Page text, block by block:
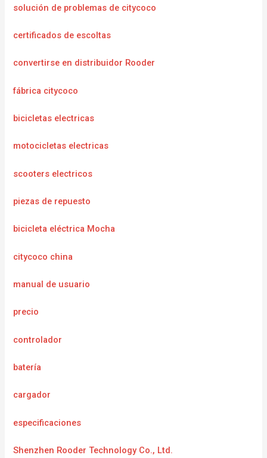
solución de problemas de citycoco
certificados de escoltas
convertirse en distribuidor Rooder
fábrica citycoco
bicicletas electricas
motocicletas electricas
scooters electricos
piezas de repuesto
bicicleta eléctrica Mocha
citycoco china
manual de usuario
precio
controlador
batería
cargador
especificaciones
Shenzhen Rooder Technology Co., Ltd.